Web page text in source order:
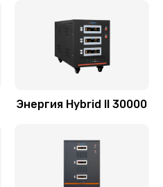
Энергия Hybrid II 30000